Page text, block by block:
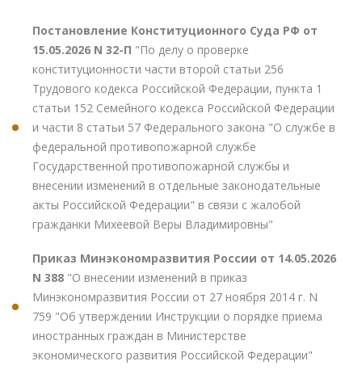
Постановление Конституционного Суда РФ от
15.05.2026 N 32-П "По делу о проверке
конституционности части второй статьи 256
Трудового кодекса Российской Федерации, пункта 1
статьи 152 Семейного кодекса Российской Федерации
и части 8 статьи 57 Федерального закона "О службе в
федеральной противопожарной службе
Государственной противопожарной службы и
внесении изменений в отдельные законодательные
акты Российской Федерации" в связи с жалобой
гражданки Михеевой Веры Владимировны"
Приказ Минэкономразвития России от 14.05.2026
N 388 "О внесении изменений в приказ
Минэкономразвития России от 27 ноября 2014 г. N
759 "Об утверждении Инструкции о порядке приема
иностранных граждан в Министерстве
экономического развития Российской Федерации"